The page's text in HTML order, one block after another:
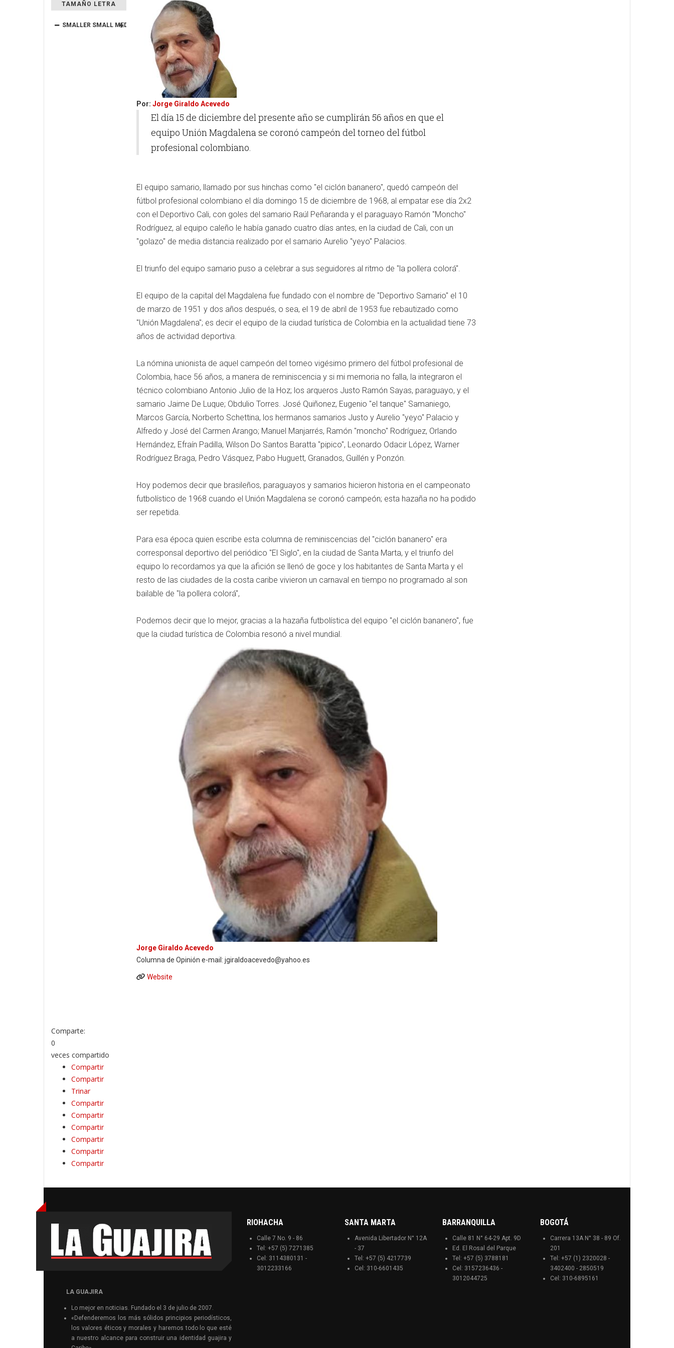
TAMAÑO LETRA
SMALLER SMALL MEDIUM BIGGER
Por: Jorge Giraldo Acevedo
El día 15 de diciembre del presente año se cumplirán 56 años en que el
equipo Unión Magdalena se coronó campeón del torneo del fútbol
profesional colombiano.
El equipo samario, llamado por sus hinchas como "el ciclón bananero", quedó campeón del
fútbol profesional colombiano el día domingo 15 de diciembre de 1968, al empatar ese día 2x2
con el Deportivo Cali, con goles del samario Raúl Peñaranda y el paraguayo Ramón "Moncho"
Rodríguez, al equipo caleño le había ganado cuatro días antes, en la ciudad de Cali, con un
"golazo" de media distancia realizado por el samario Aurelio "yeyo" Palacios.
El triunfo del equipo samario puso a celebrar a sus seguidores al ritmo de "la pollera colorá".
El equipo de la capital del Magdalena fue fundado con el nombre de "Deportivo Samario" el 10
de marzo de 1951 y dos años después, o sea, el 19 de abril de 1953 fue rebautizado como
"Unión Magdalena"; es decir el equipo de la ciudad turística de Colombia en la actualidad tiene 73
años de actividad deportiva.
La nómina unionista de aquel campeón del torneo vigésimo primero del fútbol profesional de
Colombia, hace 56 años, a manera de reminiscencia y si mi memoria no falla, la integraron el
técnico colombiano Antonio Julio de la Hoz; los arqueros Justo Ramón Sayas, paraguayo, y el
samario Jaime De Luque; Obdulio Torres. José Quiñonez, Eugenio "el tanque" Samaniego,
Marcos García, Norberto Schettina, los hermanos samarios Justo y Aurelio "yeyo" Palacio y
Alfredo y José del Carmen Arango; Manuel Manjarrés, Ramón "moncho" Rodríguez, Orlando
Hernández, Efraín Padilla, Wilson Do Santos Baratta "pipico", Leonardo Odacir López, Warner
Rodríguez Braga, Pedro Vásquez, Pabo Huguett, Granados, Guillén y Ponzón.
Hoy podemos decir que brasileños, paraguayos y samarios hicieron historia en el campeonato
futbolístico de 1968 cuando el Unión Magdalena se coronó campeón; esta hazaña no ha podido
ser repetida.
Para esa época quien escribe esta columna de reminiscencias del "ciclón bananero" era
corresponsal deportivo del periódico "El Siglo", en la ciudad de Santa Marta, y el triunfo del
equipo lo recordamos ya que la afición se llenó de goce y los habitantes de Santa Marta y el
resto de las ciudades de la costa caribe vivieron un carnaval en tiempo no programado al son
bailable de "la pollera colorá",
Podemos decir que lo mejor, gracias a la hazaña futbolística del equipo "el ciclón bananero", fue
que la ciudad turística de Colombia resonó a nivel mundial.
Jorge Giraldo Acevedo
Columna de Opinión e-mail: jgiraldoacevedo@yahoo.es
Website
Comparte:
0
veces compartido
Compartir
Compartir
Trinar
Compartir
Compartir
Compartir
Compartir
Compartir
Compartir
LA GUAJIRA
Lo mejor en noticias. Fundado el 3 de julio de 2007.
«Defenderemos los más sólidos principios periodísticos,
los valores éticos y morales y haremos todo lo que esté
a nuestro alcance para construir una identidad guajira y
RIOHACHA
Calle 7 No. 9 - 86
Tel: +57 (5) 7271385
Cel: 3114380131 -
3012233166
SANTA MARTA
Avenida Libertador N° 12A
- 37
Tel: +57 (5) 4217739
Cel: 310-6601435
BARRANQUILLA
Calle 81 N° 64-29 Apt. 9D
Ed. El Rosal del Parque
Tel: +57 (5) 3788181
Cel: 3157236436 -
3012044725
BOGOTÁ
Carrera 13A N° 38 - 89 Of.
201
Tel: +57 (1) 2320028 -
3402400 - 2850519
Cel: 310-6895161